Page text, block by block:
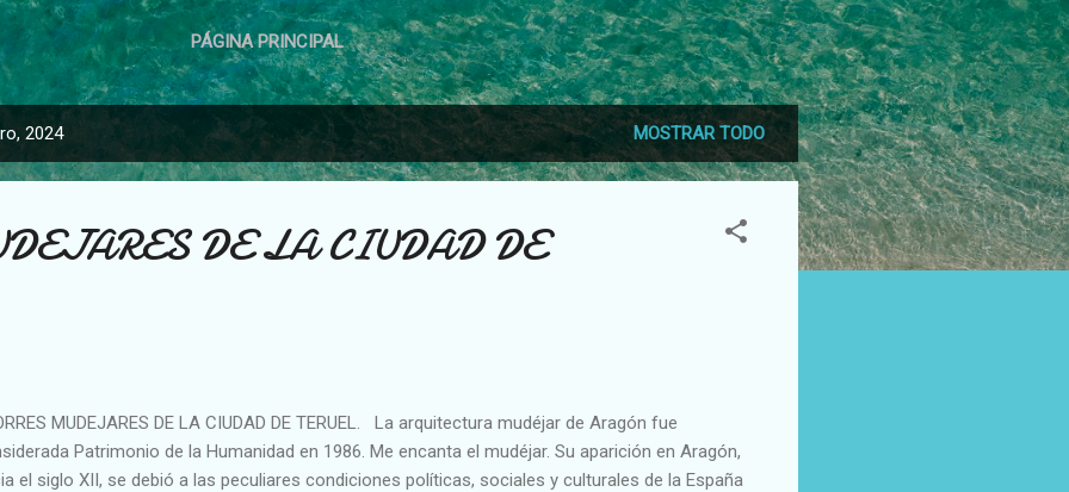
PÁGINA PRINCIPAL
2024 MOSTRAR TODO
DE LA CIUDAD DE
MUDEJARES DE LA CIUDAD DE TERUEL. La arquitectura mudéjar de Aragón fue
Patrimonio de la Humanidad en 1986. Me encanta el mudéjar. Su aparición en Aragón,
el siglo XII, se debió a las peculiares condiciones políticas, sociales y culturales de la España